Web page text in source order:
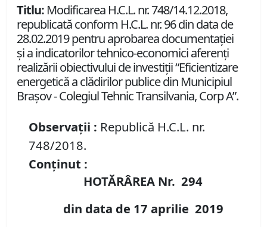
Titlu: Modificarea H.C.L. nr. 748/14.12.2018,
republicată conform H.C.L. nr. 96 din data de
28.02.2019 pentru aprobarea documentaţiei
şi a indicatorilor tehnico-economici aferenţi
realizării obiectivului de investiţii “Eficientizare
energetică a clădirilor publice din Municipiul
Braşov - Colegiul Tehnic Transilvania, Corp A”.
Observații : Republică H.C.L. nr.
748/2018.
Conținut :
HOTĂRÂREA Nr. 294
din data de 17 aprilie 2019